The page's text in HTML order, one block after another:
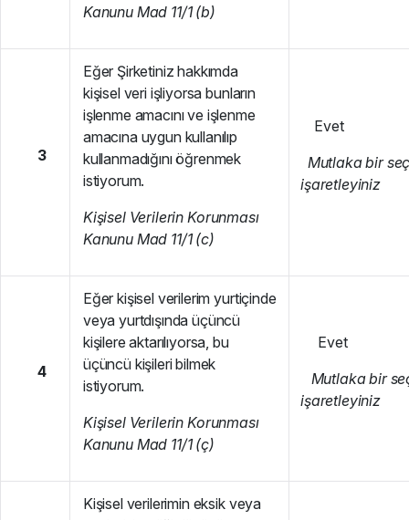
Kanunu Mad 11/1 (b)
3
Eğer Şirketiniz hakkımda
kişisel veri işliyorsa bunların
işlenme amacını ve işlenme
amacına uygun kullanılıp
kullanmadığını öğrenmek
istiyorum.
Kişisel Verilerin Korunması
Kanunu Mad 11/1 (c)
Evet
Mutlaka bir
işaretleyiniz
4
Eğer kişisel verilerim yurtiçinde
veya yurtdışında üçüncü
kişilere aktarılıyorsa, bu
üçüncü kişileri bilmek
istiyorum.
Kişisel Verilerin Korunması
Kanunu Mad 11/1 (ç)
Evet
Mutlaka bir
işaretleyiniz
Kişisel verilerimin eksik veya